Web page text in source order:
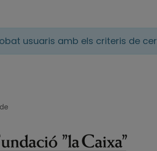
usuaris amb els criteris de